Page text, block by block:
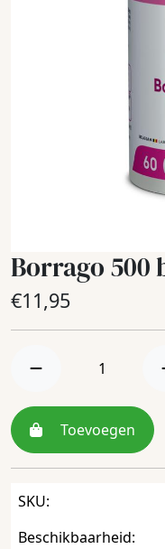
Borrago 500
€11,95
Toevoegen
SKU:
Beschikbaarheid: